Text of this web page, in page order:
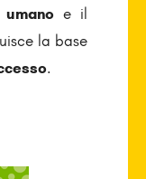
e il
la base
.